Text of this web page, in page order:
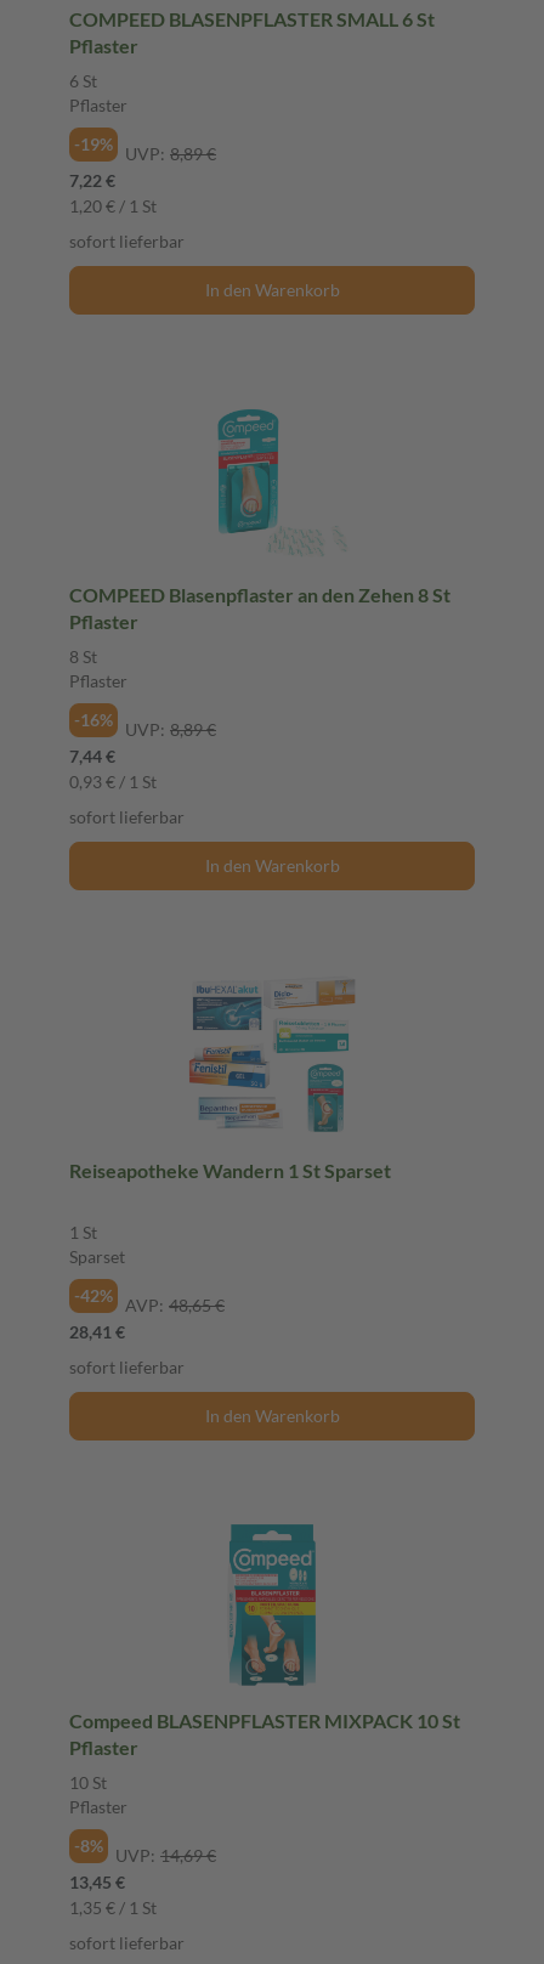
COMPEED BLASENPFLASTER SMALL 6 St
Pflaster
6 St
Pflaster
-19%
UVP: 8,89 €
7,22 €
1,20 € / 1 St
sofort lieferbar
In den Warenkorb
COMPEED Blasenpflaster an den Zehen 8 St
Pflaster
8 St
Pflaster
-16%
UVP: 8,89 €
7,44 €
0,93 € / 1 St
sofort lieferbar
In den Warenkorb
Reiseapotheke Wandern 1 St Sparset
1 St
Sparset
-42%
AVP: 48,65 €
28,41 €
sofort lieferbar
In den Warenkorb
Compeed BLASENPFLASTER MIXPACK 10 St
Pflaster
10 St
Pflaster
-8%
UVP: 14,69 €
13,45 €
1,35 € / 1 St
sofort lieferbar